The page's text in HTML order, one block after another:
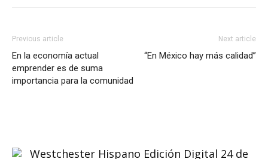
Previous article
En la economía actual
emprender es de suma
importancia para la comunidad
Next article
“En México hay más calidad”